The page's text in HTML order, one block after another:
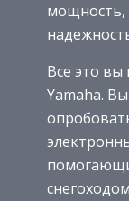
мощность,
Все это вы
Yamaha.